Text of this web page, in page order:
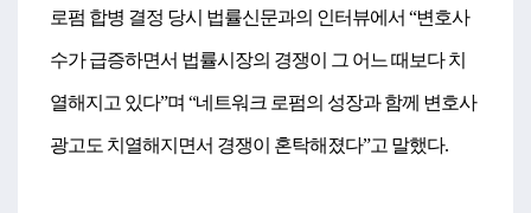
로펌 합병 결정 당시 법률신문과의 인터뷰에서 “변호사
수가 급증하면서 법률시장의 경쟁이 그 어느 때보다 치
열해지고 있다”며 “네트워크 로펌의 성장과 함께 변호사
광고도 치열해지 면서 경쟁이 혼탁해졌다”고 말했다.